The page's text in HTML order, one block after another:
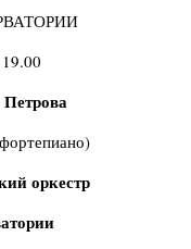
оркестр